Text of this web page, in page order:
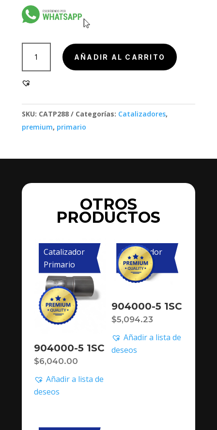
904000-
3
cantidad
AÑADIR AL CARRITO
SKU: CATP288 Categorías: Catalizadores,
premium, primario
OTROS
PRODUCTOS
Catalizador
Primario
904000-5 1SC
$6,040.00
Añadir a lista de
deseos
Catalizador
Primario
904000-5 1SC
$5,094.23
Añadir a lista de
deseos